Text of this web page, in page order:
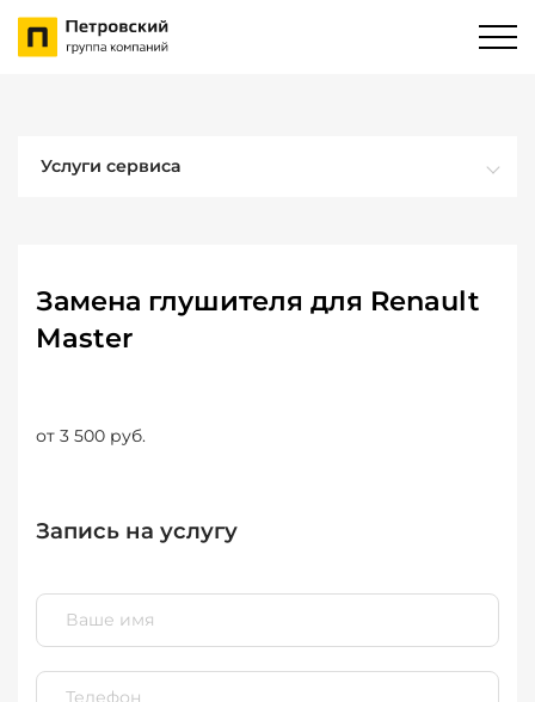
Услуги сервиса
Замена глушителя для Renault
Master
от 3 500 руб.
Запись на услугу